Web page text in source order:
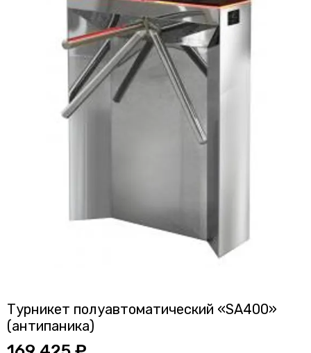
Турникет полуавтоматический «SA400»
(антипаника)